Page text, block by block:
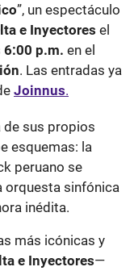
”, un espectáculo
e Inyectores el
6:00 p.m. en el
. Las entradas ya
Joinnus.
de sus propios
esquemas: la
peruano se
orquesta sinfónica
inédita.
más icónicas y
e Inyectores—